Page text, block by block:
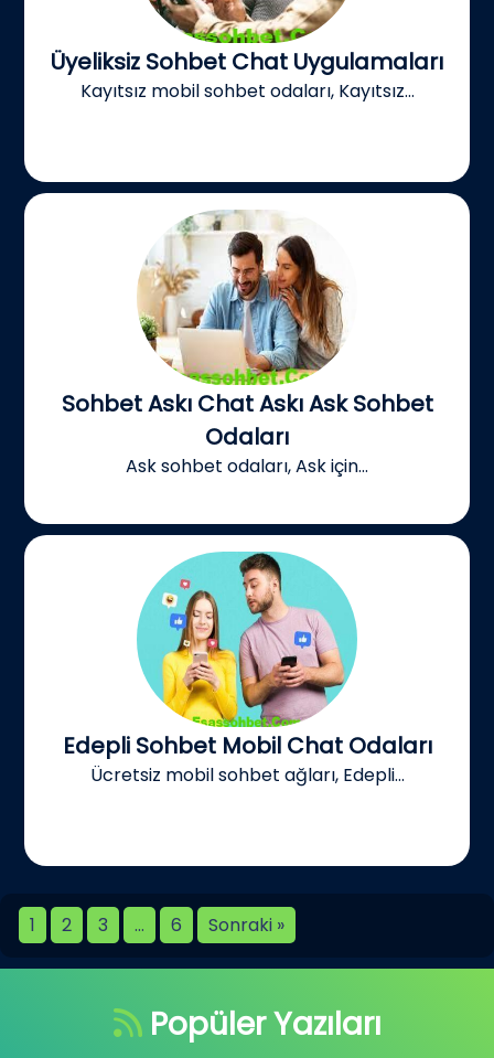
Üyeliksiz Sohbet Chat Uygulamaları
Kayıtsız mobil sohbet odaları, Kayıtsız...
Sohbet Askı Chat Askı Ask Sohbet
Odaları
Ask sohbet odaları, Ask için...
Edepli Sohbet Mobil Chat Odaları
Ücretsiz mobil sohbet ağları, Edepli...
1 2 3 … 6 Sonraki »
Popüler Yazıları